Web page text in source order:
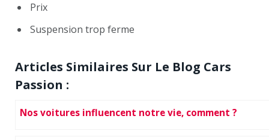
Prix
Suspension trop ferme
Articles Similaires Sur Le Blog Cars
Passion :
Nos voitures influencent notre vie, comment ?